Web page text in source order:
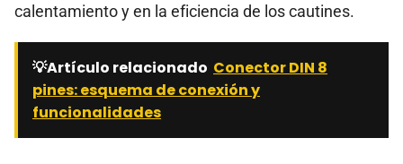
calentamiento y en la eficiencia de los cautines.
💡Artículo relacionado Conector DIN 8
pines: esquema de conexión y
funcionalidades